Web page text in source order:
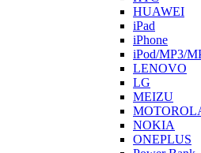
HUAWEI
iPad
iPhone
iPod/MP3/
LENOVO
LG
MEIZU
NOKIA
ONEPLUS